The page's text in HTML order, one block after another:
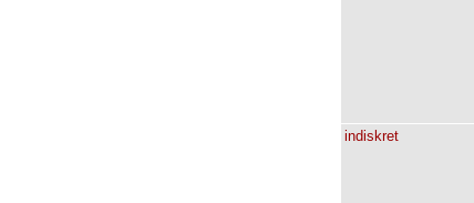
indiskret